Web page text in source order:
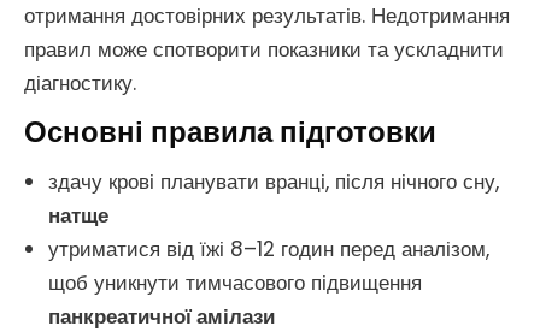
отримання достовірних результатів. Недотримання
правил може спотворити показники та ускладнити
діагностику.
Основні правила підготовки
здачу крові планувати вранці, після нічного сну,
натще
утриматися від їжі 8–12 годин перед аналізом,
щоб уникнути тимчасового підвищення
панкреатичної амілази